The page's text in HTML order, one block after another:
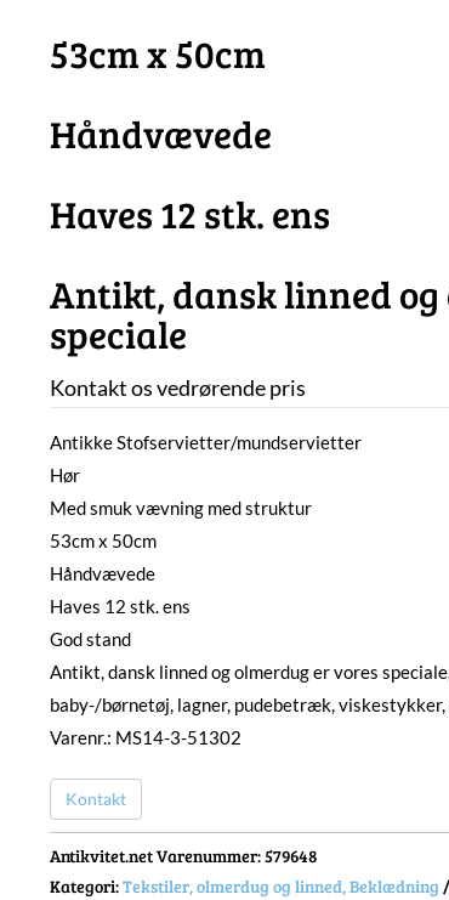
53cm x 50cm
Håndvævede
Haves 12 stk. ens
Antikt, dansk linned
speciale
Kontakt os vedrørende pris
Antikke Stofservietter/mundservietter
Hør
Med smuk vævning med struktur
53cm x 50cm
Håndvævede
Haves 12 stk. ens
God stand
Antikt, dansk linned og olmerdug er vores
baby-/børnetøj, lagner, pudebetræk,
Varenr.: MS14-3-51302
Kontakt
Antikvitet.net Varenummer: 579648
Kategori:Tekstiler, olmerdug og linned, Beklædning /